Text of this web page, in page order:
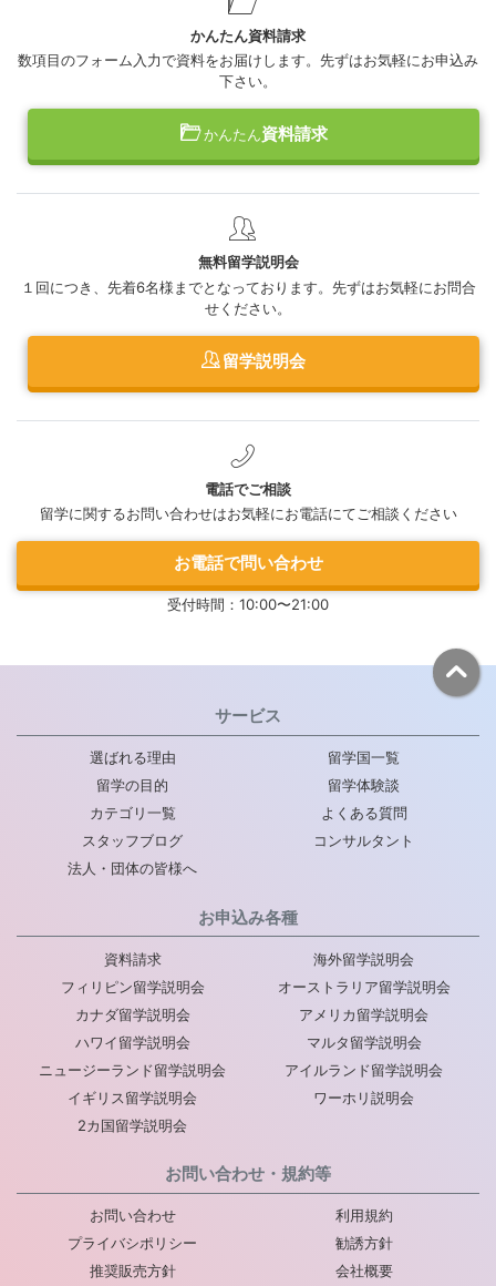
かんたん資料請求
数項目のフォーム入力で資料をお届けします。先ずはお気軽にお申込み
下さい。
かんたん資料請求
無料留学説明会
１回につき、先着6名様までとなっております。先ずはお気軽にお問合
せください。
留学説明会
電話でご相談
留学に関するお問い合わせはお気軽にお電話にてご相談ください
お電話で問い合わせ
受付時間：10:00〜21:00
サービス
選ばれる理由
留学国一覧
留学の目的
留学体験談
カテゴリ一覧
よくある質問
スタッフブログ
コンサルタント
法人・団体の皆様へ
お申込み各種
資料請求
海外留学説明会
フィリピン留学説明会
オーストラリア留学説明会
カナダ留学説明会
アメリカ留学説明会
ハワイ留学説明会
マルタ留学説明会
ニュージーランド留学説明会
アイルランド留学説明会
イギリス留学説明会
ワーホリ説明会
2カ国留学説明会
お問い合わせ・規約等
お問い合わせ
利用規約
プライバシポリシー
勧誘方針
推奨販売方針
会社概要